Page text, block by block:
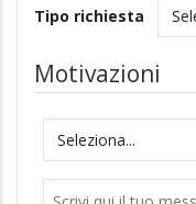
Tipo richiesta
Motivazioni
Motivazioni
Messaggio